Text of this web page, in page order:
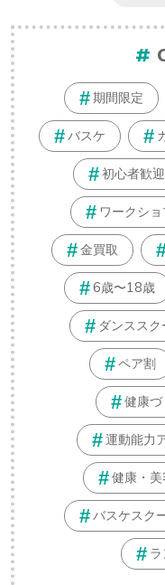
期間限定
バスケ
初心者歓迎
ワークシ
金買取
6歳〜18歳
ダンススク
ペア割
健康づ
運動能力
健康・美
バスケスク